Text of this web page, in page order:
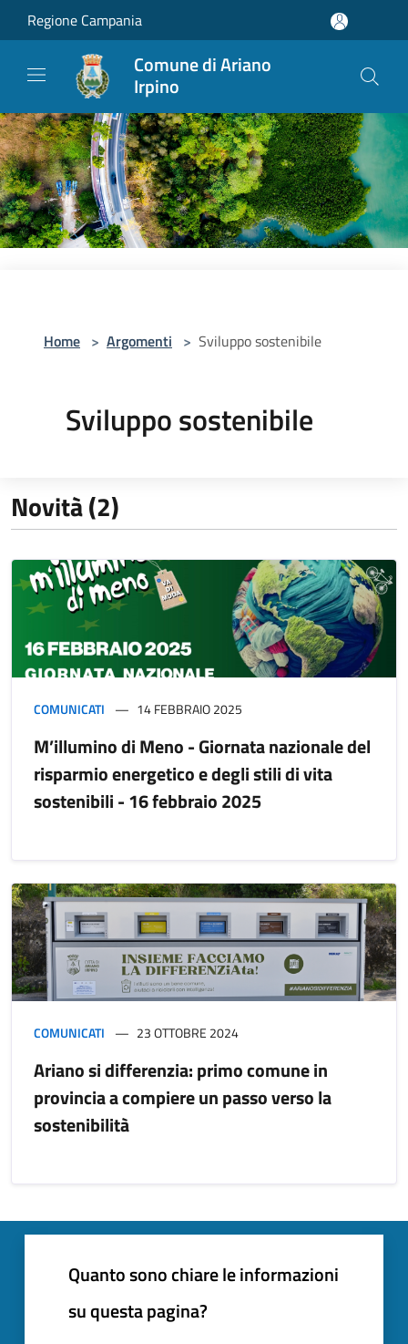
Salta al contenuto principale
Regione Campania
Comune di Ariano
Irpino
Home > Argomenti > Sviluppo sostenibile
Sviluppo sostenibile
Novità (2)
COMUNICATI 14 FEBBRAIO 2025
M’illumino di Meno - Giornata nazionale del
risparmio energetico e degli stili di vita
sostenibili - 16 febbraio 2025
COMUNICATI 23 OTTOBRE 2024
Ariano si differenzia: primo comune in
provincia a compiere un passo verso la
sostenibilità
Quanto sono chiare le informazioni
su questa pagina?